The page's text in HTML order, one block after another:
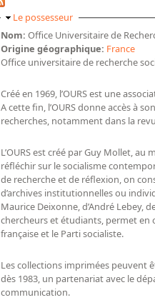
Masquer
Le possesseur
Nom:Office Universitaire de
Origine géographique: France
Créé en 1969, l’OURS est une
A cette fin, l’OURS donne accès à
recherches, notamment dans la
L’OURS est créé par Guy Mollet,
réfléchir sur le socialisme
de recherche et de réflexion, on
d’archives institutionnelles ou
Maurice Deixonne, d’André
chercheurs et étudiants, permet en
française et le Parti socialiste.
Les collections imprimées peuvent
dès 1983, un partenariat avec le
communication.